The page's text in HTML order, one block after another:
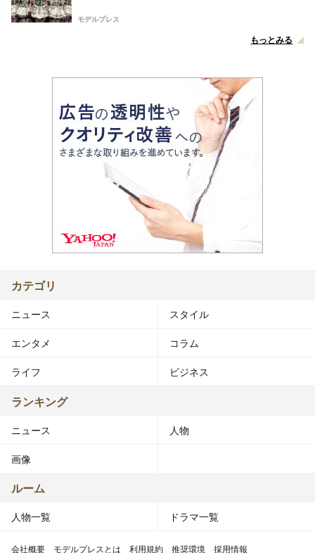
モデルプレス
もっとみる
カテゴリ
ニュース スタイル
エンタメ コラム
ライフ ビジネス
ランキング
ニュース 人物
画像
ルーム
人物一覧 ドラマ一覧
会社概要 モデルプレスとは 利用規約 推奨環境 採用情報